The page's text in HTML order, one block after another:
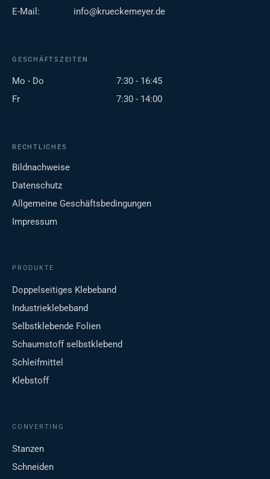
E-Mail:
info@krueckemeyer.de
GESCHÄFTSZEITEN
Mo - Do
7:30 - 16:45
Fr
7:30 - 14:00
RECHTLICHES
Bildnachweise
Datenschutz
Allgemeine Geschäftsbedingungen
Impressum
PRODUKTE
Doppelseitiges Klebeband
Industrieklebeband
Selbstklebende Folien
Schaumstoff selbstklebend
Schleifmittel
Klebstoff
CONVERTING
Stanzen
Schneiden